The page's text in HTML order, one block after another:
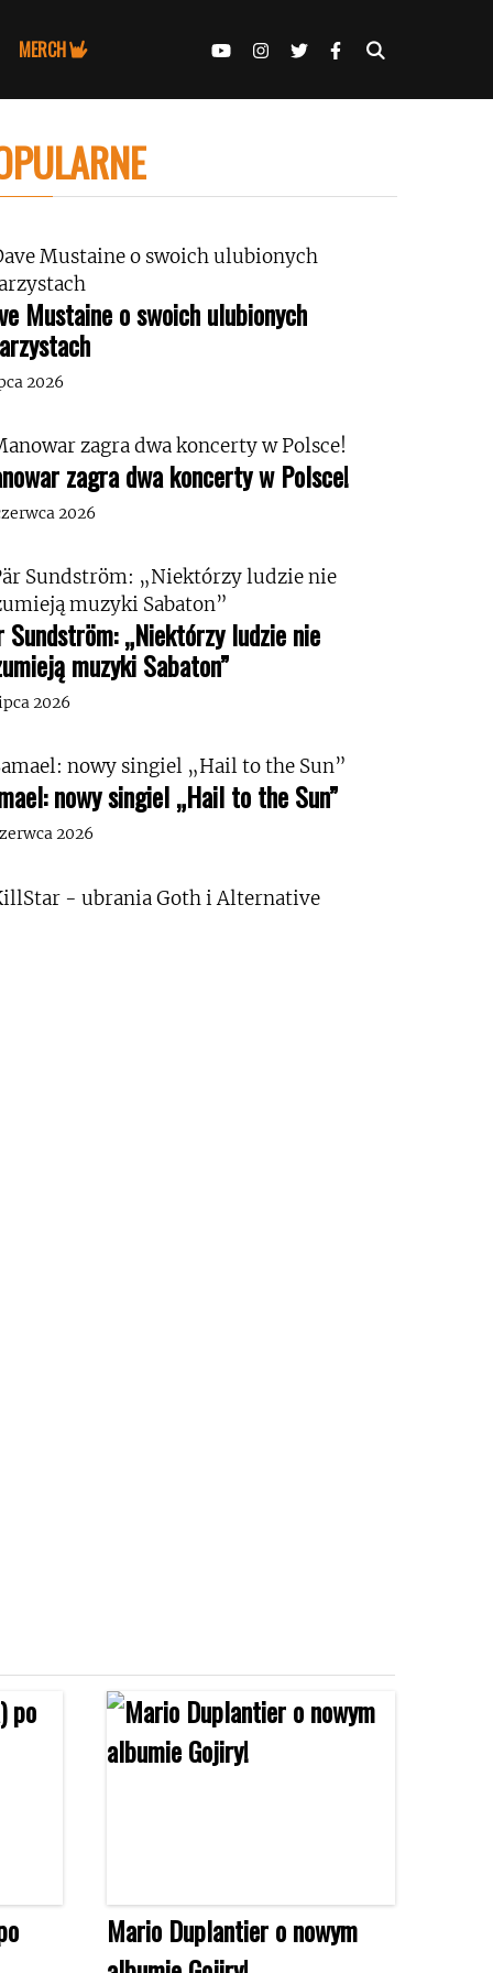
MERCH
Mustaine o swoich ulubionych
2026
zagra dwa koncerty w Polsce!
2026
Sundström: „Niektórzy ludzie nie
muzyki Sabaton”
2026
nowy singiel „Hail to the Sun”
2026
Mario Duplantier o nowym